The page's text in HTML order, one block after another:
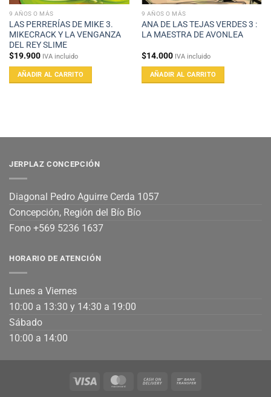
9 AÑOS O MÁS
LAS PERRERÍAS DE MIKE 3.
MIKECRACK Y LA VENGANZA
DEL REY SLIME
$19.900 IVA incluido
AÑADIR AL CARRITO
9 AÑOS O MÁS
ANA DE LAS TEJAS VERDES 3 :
LA MAESTRA DE AVONLEA
$14.000 IVA incluido
AÑADIR AL CARRITO
JERPLAZ CONCEPCIÓN
Diagonal Pedro Aguirre Cerda 1057
Concepción, Región del Bío Bío
Fono +569 5236 1637
HORARIO DE ATENCIÓN
Lunes a Viernes
10:00 a 13:30 y 14:30 a 19:00
Sábado
10:00 a 14:00